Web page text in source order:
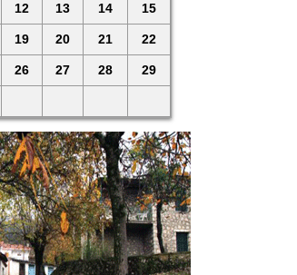
12 13 14 15
19 20 21 22
26 27 28 29